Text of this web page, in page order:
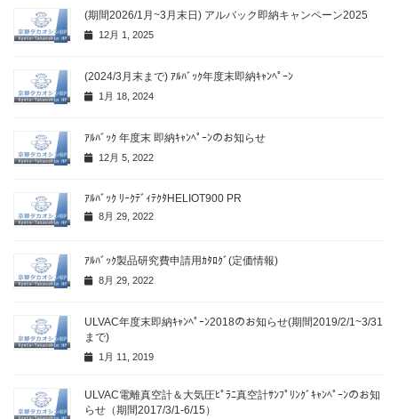
(期間2026/1月~3月末日) アルバック即納キャンペーン2025
12月 1, 2025
(2024/3月末まで) ｱﾙﾊﾞｯｸ年度末即納ｷｬﾝﾍﾟｰﾝ
1月 18, 2024
ｱﾙﾊﾞｯｸ 年度末 即納ｷｬﾝﾍﾟｰﾝのお知らせ
12月 5, 2022
ｱﾙﾊﾞｯｸ ﾘｰｸﾃﾞｨﾃｸﾀHELIOT900 PR
8月 29, 2022
ｱﾙﾊﾞｯｸ製品研究費申請用ｶﾀﾛｸﾞ(定価情報)
8月 29, 2022
ULVAC年度末即納ｷｬﾝﾍﾟｰﾝ2018のお知らせ(期間2019/2/1~3/31
まで)
1月 11, 2019
ULVAC電離真空計＆大気圧ﾋﾟﾗﾆ真空計ｻﾝﾌﾟﾘﾝｸﾞｷｬﾝﾍﾟｰﾝのお知
らせ（期間2017/3/1-6/15）